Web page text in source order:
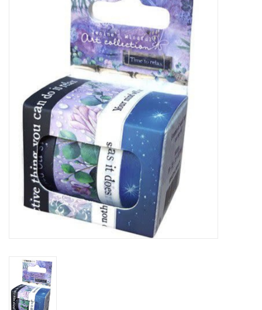
Stempelinkt
Stempelaccesoires
Papier (blokjes) &
Embellishments
Embellishment/bedeltjes
Diversen
Embossingpoeders